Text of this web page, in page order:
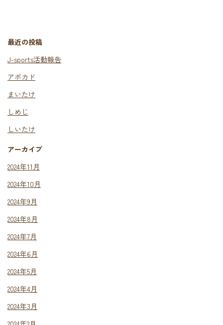
最近の投稿
J-sports活動報告
アボカド
まいたけ
しめじ
しいたけ
アーカイブ
2024年11月
2024年10月
2024年9月
2024年8月
2024年7月
2024年6月
2024年5月
2024年4月
2024年3月